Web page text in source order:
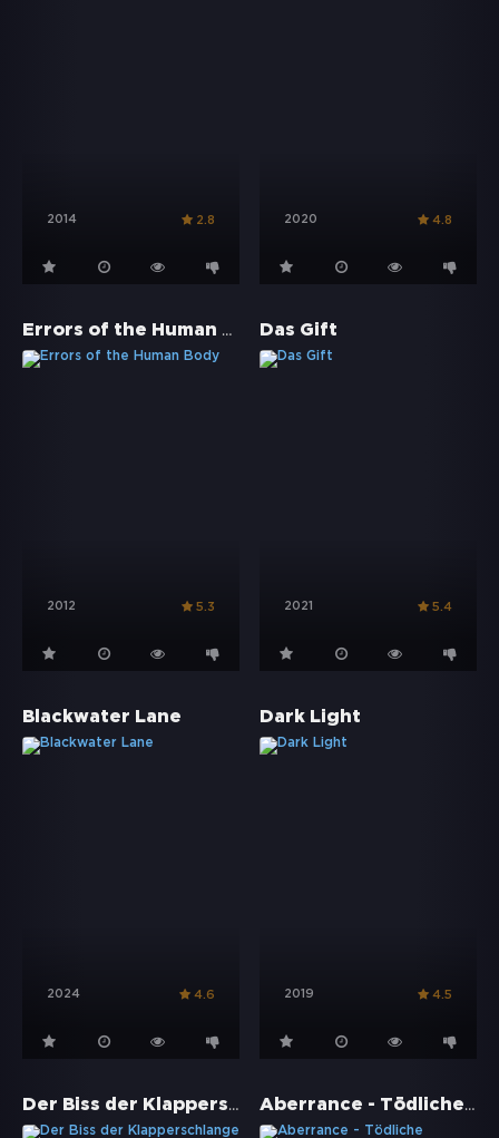
2014 2.8 2020 4.8
Errors of the Human Body
2012 5.3
Das Gift
2021 5.4
Blackwater Lane
2024 4.6
Dark Light
2019 4.5
Der Biss der Klapperschlange Aberrance - Tödliche Verirrung